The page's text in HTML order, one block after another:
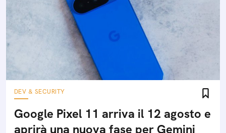
DEV & SECURITY
Google Pixel 11 arriva il 12 agosto e
aprirà una nuova fase per Gemini